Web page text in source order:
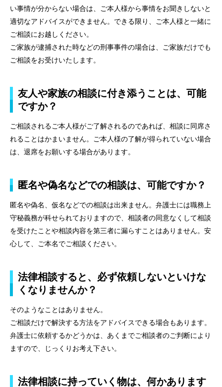
い事情が分からない場合は、ご本人様から事情をお聞きしないと
適切なアドバイスができません。できる限り、ご本人様と一緒に
ご相談にお越しください。
ご家族が逮捕された時などの刑事事件の場合は、ご家族だけでも
ご相談をお受けいたします。
友人や家族の相談に付き添うことは、可能
ですか？
ご相談されるご本人様がご了解されるのであれば、相談に同席さ
れることはかまいません。ご本人様の了解が得られていない場合
は、退席をお願いする場合があります。
匿名や偽名などでの相談は、可能ですか？
匿名や偽名、仮名などでの相談は出来ません。弁護士には職務上
守秘義務が科せられておりますので、相談者の同意なくして相談
を受けたことや相談内容を第三者に漏らすことはありません。安
心して、ご本名でご相談ください。
法律相談すると、必ず依頼しないといけな
くなりませんか？
そのようなことはありません。
ご相談だけで解決する方法をアドバイスできる場合もあります。
弁護士に依頼するかどうかは、あくまでご相談者のご判断により
ますので、じっくりお考え下さい。
法律相談に持っていく物は、何かあります